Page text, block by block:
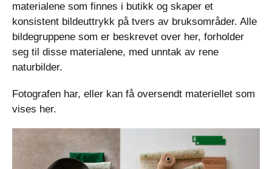
materialene som finnes i butikk og skaper et
konsistent bildeuttrykk på tvers av bruksområder. Alle
bildegruppene som er beskrevet over her, forholder
seg til disse materialene, med unntak av rene
naturbilder.
Fotografen har, eller kan få oversendt materiellet som
vises her.